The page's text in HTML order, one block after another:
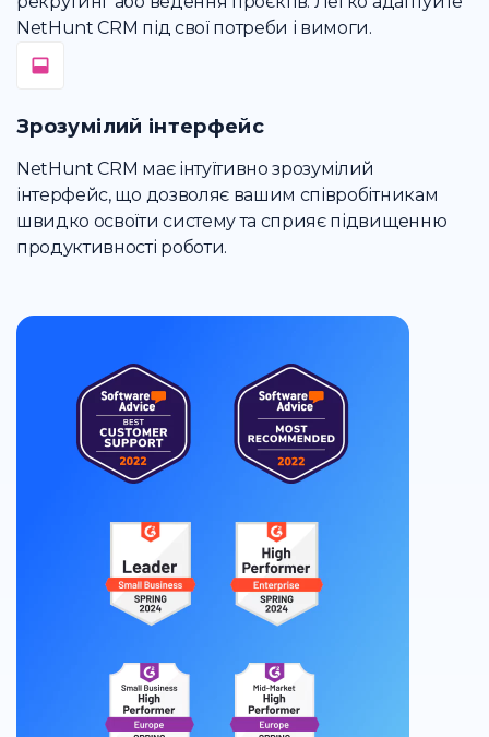
NetHunt CRM під свої потреби і вимоги.
Зрозумілий інтерфейс
NetHunt CRM має інтуїтивно зрозумілий
інтерфейс, що дозволяє вашим співробітникам
швидко освоїти систему та сприяє підвищенню
продуктивності роботи.